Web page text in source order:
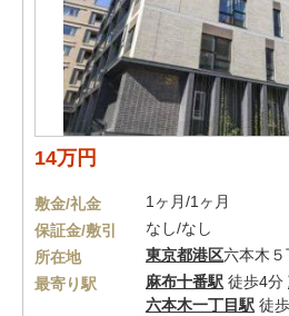
14万円
敷金/礼金
1ヶ月/1ヶ月
保証金/敷引
なし/なし
所在地
東京都港区六本木５
最寄り駅
麻布十番駅 徒歩4分
六本木一丁目駅 徒